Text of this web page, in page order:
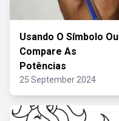
Usando O Símbolo Ou
Compare As
Potências
25 September 2024